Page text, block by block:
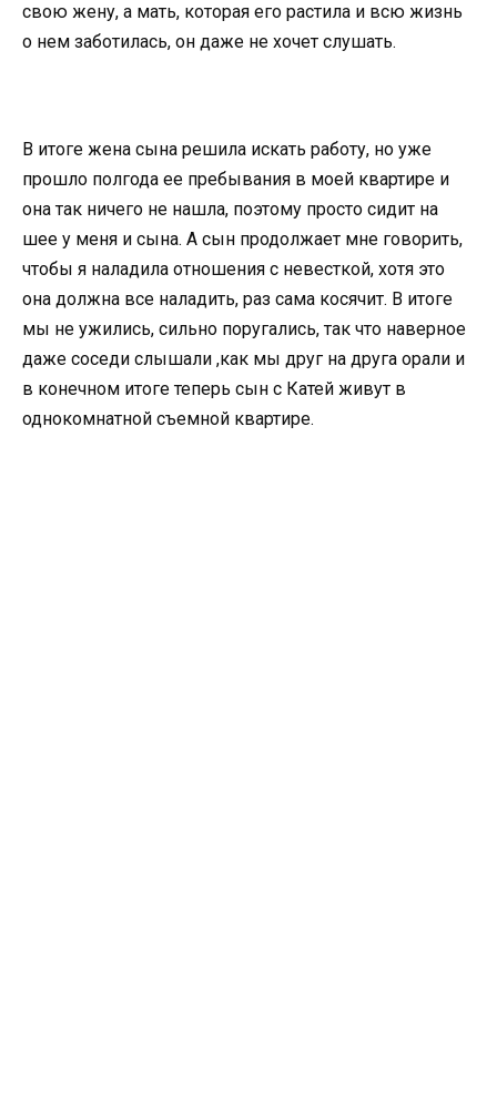
свою жену, а мать, которая его растила и всю жизнь
о нем заботилась, он даже не хочет слушать.
В итоге жена сына решила искать работу, но уже
прошло полгода ее пребывания в моей квартире и
она так ничего не нашла, поэтому просто сидит на
шее у меня и сына. А сын продолжает мне говорить,
чтобы я наладила отношения с невесткой, хотя это
она должна все наладить, раз сама косячит. В итоге
мы не ужились, сильно поругались, так что наверное
даже соседи слышали ,как мы друг на друга орали и
в конечном итоге теперь сын с Катей живут в
однокомнатной съемной квартире.